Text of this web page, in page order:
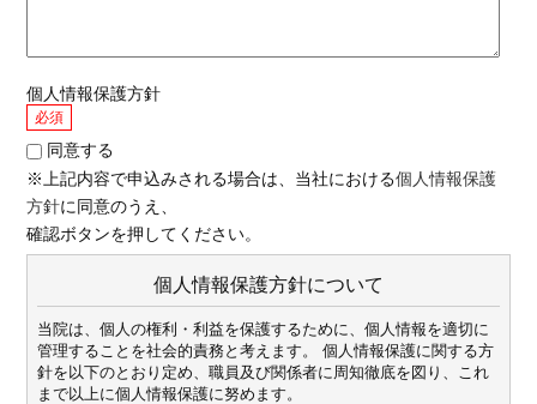
個人情報保護方針
必須
同意する
※上記内容で申込みされる場合は、当社における個人情報保護
方針に同意のうえ、
確認ボタンを押してください。
個人情報保護方針について
当院は、個人の権利・利益を保護するために、個人情報を適切に
管理することを社会的責務と考えます。 個人情報保護に関する方
針を以下のとおり定め、職員及び関係者に周知徹底を図り、これ
まで以上に個人情報保護に努めます。